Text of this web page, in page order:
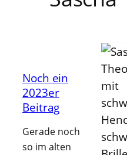
Noch ein
2023er
Beitrag
Gerade noch
so im alten